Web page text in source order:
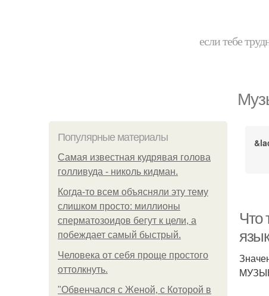
если тебе
Популярные материалы
Самая известная кудрявая голова
голливуда - николь кидман.
Когда-то всем объясняли эту тему
слишком просто: миллионы
сперматозоидов бегут к цели, а
побеждает самый быстрый.
Человека от себя проще простого
оттолкнуть.
"Обвенчался с Женой, с Которой в
Что